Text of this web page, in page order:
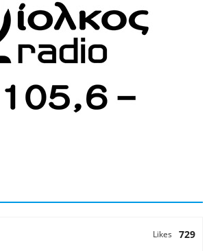
729
Likes